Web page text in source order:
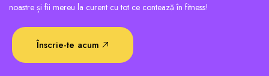
noastre și fii mereu la curent cu tot ce contează în fitness!
Înscrie-te acum